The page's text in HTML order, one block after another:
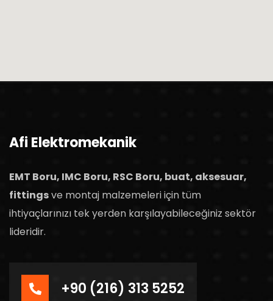
Afi Elektromekanik
EMT Boru, IMC Boru, RSC Boru, buat, aksesuar,
fittingsve montaj malzemeleri için tüm
ihtiyaçlarınızı tek yerden karşılayabileceğiniz sektör
lideridir.
+90 (216) 313 5252